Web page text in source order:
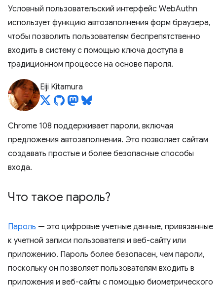
Условный пользовательский интерфейс WebAuthn
использует функцию автозаполнения форм браузера,
чтобы позволить пользователям беспрепятственно
входить в систему с помощью ключа доступа в
традиционном процессе на основе пароля.
Eiji Kitamura
Chrome 108 поддерживает пароли, включая
предложения автозаполнения. Это позволяет сайтам
создавать простые и более безопасные способы
входа.
Что такое пароль?
Пароль — это цифровые учетные данные, привязанные
к учетной записи пользователя и веб-сайту или
приложению. Пароль более безопасен, чем пароли,
поскольку он позволяет пользователям входить в
приложения и веб-сайты с помощью биометрического